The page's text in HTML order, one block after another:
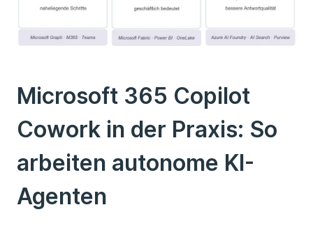
Microsoft 365 Copilot
Cowork in der Praxis: So
arbeiten autonome KI-
Agenten